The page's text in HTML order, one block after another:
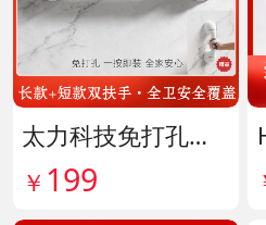
太力科技免打孔多功能能安全扶手 货号142101
￥ 199